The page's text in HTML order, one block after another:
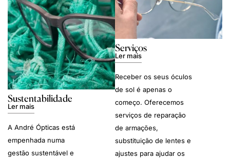
Sustentabilidade
Ler mais
A André Ópticas está
empenhada numa
gestão sustentável e
Serviços
Ler mais
Receber os seus óculos
de sol é apenas o
começo. Oferecemos
serviços de reparação
de armações,
substituição de lentes e
ajustes para ajudar os